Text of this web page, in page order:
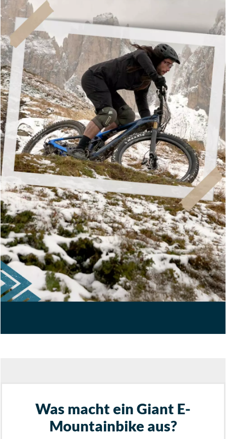
Was macht ein Giant E-
Mountainbike aus?